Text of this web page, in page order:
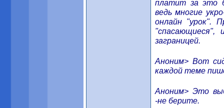
платит за это
ведь многие
онлайн "урок".
"спасающиеся",
заграницей.
Аноним> Вот
каждой теме
Аноним> Это
-не берите.